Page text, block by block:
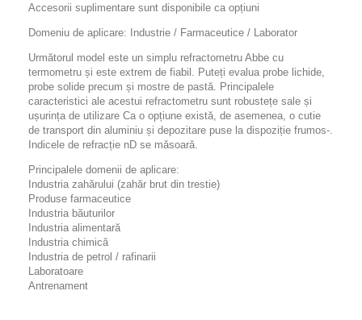
Accesorii suplimentare sunt disponibile ca opțiuni
Domeniu de aplicare: Industrie / Farmaceutice / Laborator
Următorul model este un simplu refractometru Abbe cu
termometru și este extrem de fiabil. Puteți evalua probe lichide,
probe solide precum și mostre de pastă. Principalele
caracteristici ale acestui refractometru sunt robustețe sale și
ușurința de utilizare Ca o opțiune există, de asemenea, o cutie
de transport din aluminiu și depozitare puse la dispoziție frumos-.
Indicele de refracție nD se măsoară.
Principalele domenii de aplicare:
Industria zahărului (zahăr brut din trestie)
Produse farmaceutice
Industria băuturilor
Industria alimentară
Industria chimică
Industria de petrol / rafinarii
Laboratoare
Antrenament